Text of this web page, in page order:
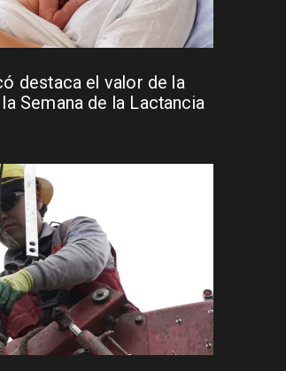
destaca el valor de la
Semana de la Lactancia